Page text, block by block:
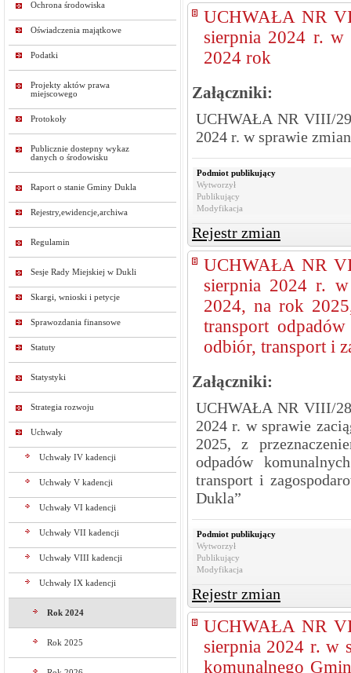
Ochrona środowiska
Oświadczenia majątkowe
Podatki
Projekty aktów prawa
miejscowego
Protokoły
Publicznie dostepny wykaz
danych o środowisku
Raport o stanie Gminy Dukla
Rejestry,ewidencje,archiwa
Regulamin
Sesje Rady Miejskiej w Dukli
Skargi, wnioski i petycje
Sprawozdania finansowe
Statuty
Statystyki
Strategia rozwoju
Uchwały
Uchwały IV kadencji
Uchwały V kadencji
Uchwały VI kadencji
Uchwały VII kadencji
Uchwały VIII kadencji
Uchwały IX kadencji
Rok 2024
Rok 2025
UCHWAŁA NR
sierpnia 2024 r. w
2024 rok
Załączniki:
UCHWAŁA NR VIII/
2024 r. w sprawie
Podmiot publikujący
Wytworzył
Publikujący
Modyfikacja
Rejestr zmian
UCHWAŁA NR
sierpnia 2024 r. w
2024, na rok
transport
odbiór, transport i
Załączniki:
UCHWAŁA NR VIII/
2024 r. w sprawie
2025, z
odpadów
transport i
Dukla”
Podmiot publikujący
Wytworzył
Publikujący
Modyfikacja
Rejestr zmian
UCHWAŁA NR
sierpnia 2024 r. w
komunalnego